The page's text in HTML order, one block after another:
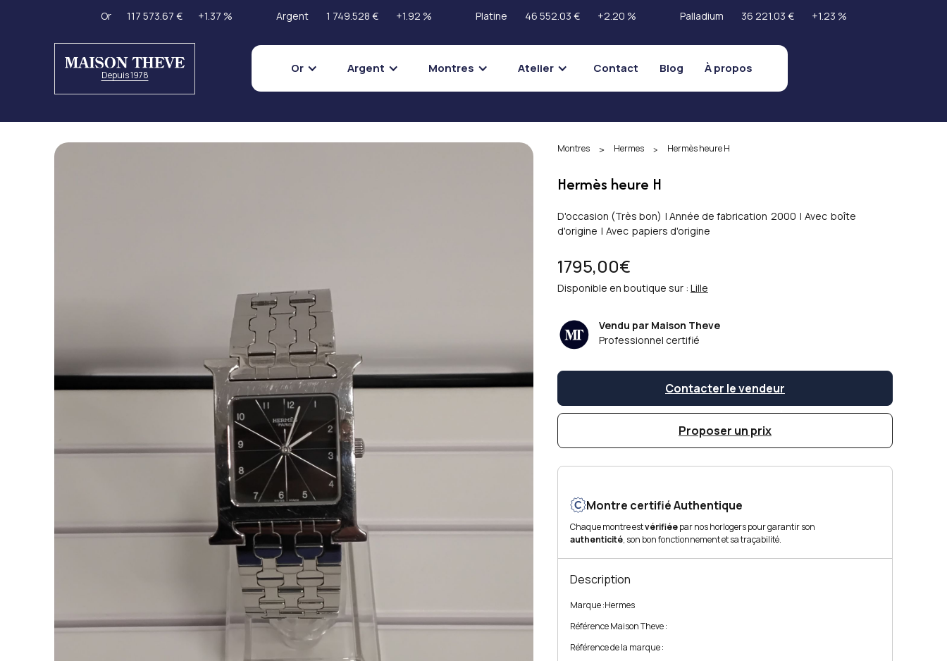
Or 117 573.67 € +1.37 % Argent 1 749.528 € +1.92 % Platine 46 552.03 € +2.20 % Palladium 36 221.03 € +1.23 %
Depuis 1978 Or Argent Montres Atelier Contact Blog À propos
Montres > Hermes > Hermès heure H
Hermès heure H
D'occasion (Très bon) | Année de fabrication 2000 | Avec boîte
d'origine | Avec papiers d'origine
1795,00€
Disponible en boutique sur : Lille
Vendu par Maison Theve
Professionnel certifié
Contacter le vendeur
Proposer un prix
Montre certifié Authentique
Chaque montre estvérifiéepar nos horlogers pour garantir son
authenticité, son bon fonctionnement et sa traçabilité.
Description
Marque :Hermes
Référence Maison Theve :
Référence de la marque :